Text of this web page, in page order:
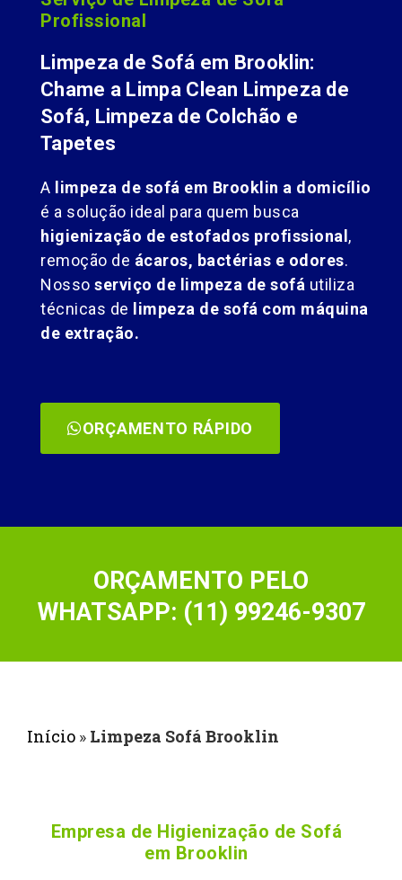
Profissional
Limpeza de Sofá em Brooklin:
Chame a Limpa Clean Limpeza de
Sofá, Limpeza de Colchão e
Tapetes
A limpeza de sofá em Brooklin a domicílio
é a solução ideal para quem busca
higienização de estofados profissional,
remoção de ácaros, bactérias e odores.
Nosso serviço de limpeza de sofá utiliza
técnicas de limpeza de sofá com máquina
de extração.
ORÇAMENTO RÁPIDO
ORÇAMENTO PELO
WHATSAPP: (11) 99246-9307
Início » Limpeza Sofá Brooklin
Empresa de Higienização de Sofá
em Brooklin